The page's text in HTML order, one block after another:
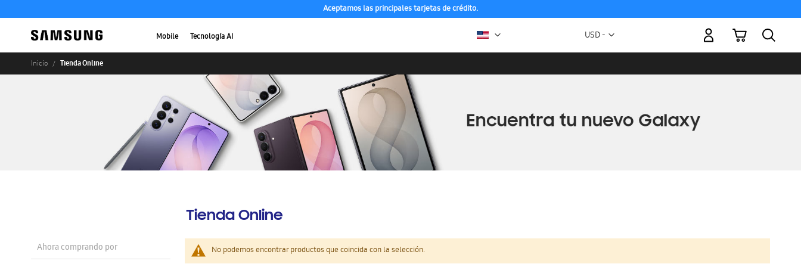
Aceptamos las principales tarjetas de crédito.
Mobile Tecnología AI Moneda
USD -
Mi carrito
Inicio Tienda Online
Tienda Online
No podemos encontrar productos que coincida con la selección.
Ahora comprando por